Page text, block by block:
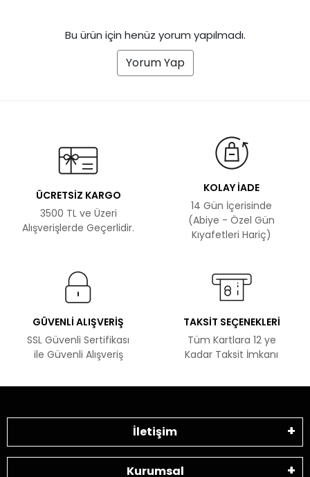
Bu ürün için henüz yorum yapılmadı.
Yorum Yap
ÜCRETSİZ KARGO
3500 TL ve Üzeri
Alışverişlerde Geçerlidir.
KOLAY İADE
14 Gün İçerisinde
(Abiye - Özel Gün
Kıyafetleri Hariç)
GÜVENLİ ALIŞVERİŞ
SSL Güvenli Sertifikası
ile Güvenli Alışveriş
TAKSİT SEÇENEKLERİ
Tüm Kartlara 12 ye
Kadar Taksit İmkanı
İletişim
Kurumsal